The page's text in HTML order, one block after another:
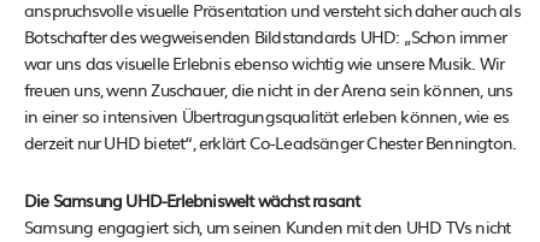
anspruchsvolle visuelle Präsentation und versteht sich daher auch als
Botschafter des wegweisenden Bildstandards UHD: „Schon immer
war uns das visuelle Erlebnis ebenso wichtig wie unsere Musik. Wir
freuen uns, wenn Zuschauer, die nicht in der Arena sein können, uns
in einer so intensiven Übertragungsqualität erleben können, wie es
derzeit nur UHD bietet“, erklärt Co-Leadsänger Chester Bennington.
Die Samsung UHD-Erlebniswelt wächst rasant
Samsung engagiert sich, um seinen Kunden mit den UHD TVs nicht